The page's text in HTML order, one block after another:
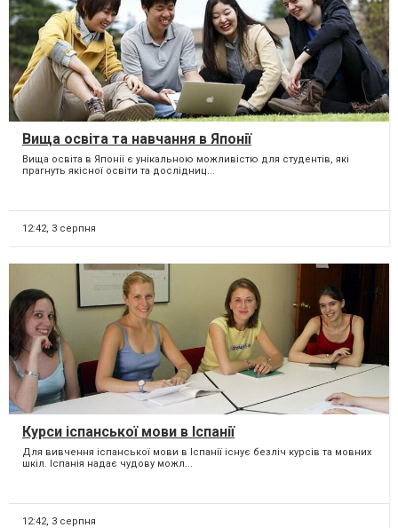
Вища освіта та навчання в Японії
Вища освіта в Японії є унікальною можливістю для студентів, які
прагнуть якісної освіти та дослідниц...
12:42, 3 серпня
Курси іспанської мови в Іспанії
Для вивчення іспанської мови в Іспанії існує безліч курсів та мовних
шкіл. Іспанія надає чудову можл...
12:42, 3 серпня